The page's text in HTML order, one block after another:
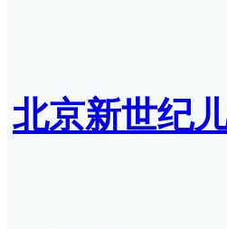
北京新世纪